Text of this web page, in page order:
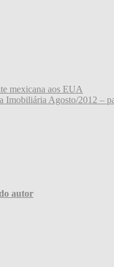
mexicana aos EUA
Imobiliária Agosto/2012 –
autor